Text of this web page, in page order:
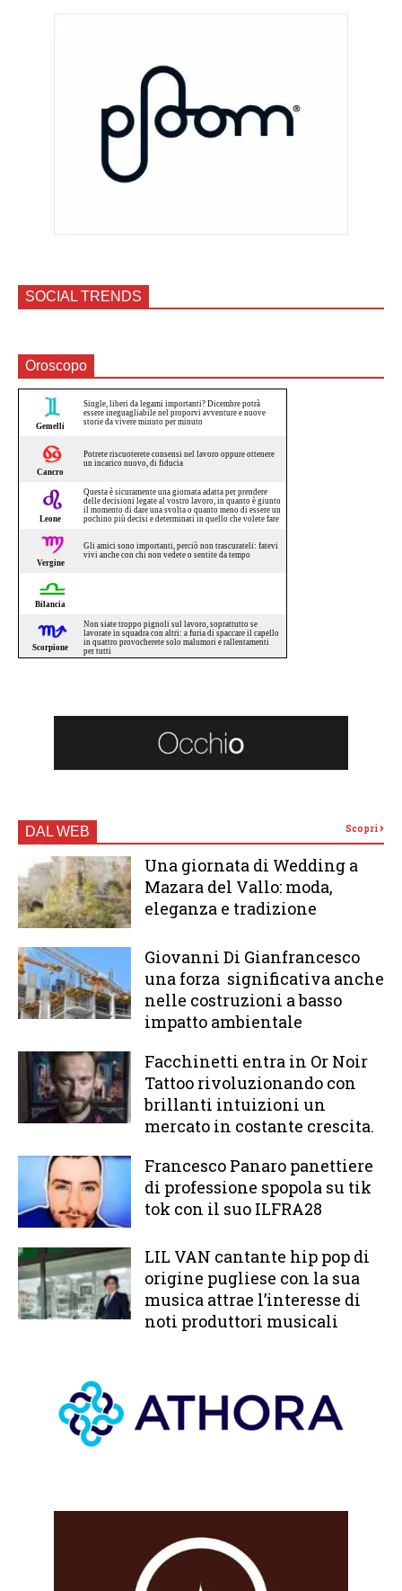
SOCIAL TRENDS
Oroscopo
DAL WEB Scopri
Una giornata di Wedding a
Mazara del Vallo: moda,
eleganza e tradizione
Giovanni Di Gianfrancesco
una forza significativa anche
nelle costruzioni a basso
impatto ambientale
Facchinetti entra in Or Noir
Tattoo rivoluzionando con
brillanti intuizioni un
mercato in costante crescita.
Francesco Panaro panettiere
di professione spopola su tik
tok con il suo ILFRA28
LIL VAN cantante hip pop di
origine pugliese con la sua
musica attrae l’interesse di
noti produttori musicali